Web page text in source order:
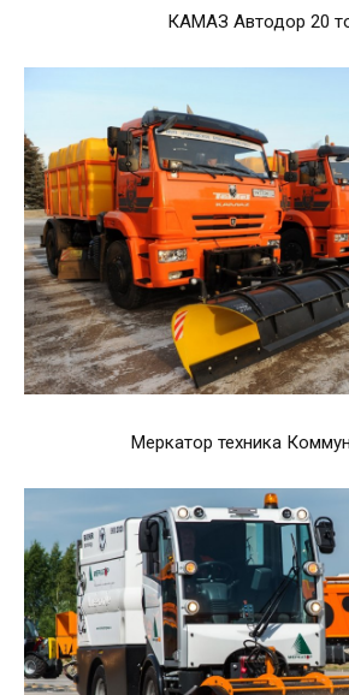
КАМАЗ Автодор 20
Меркатор техника